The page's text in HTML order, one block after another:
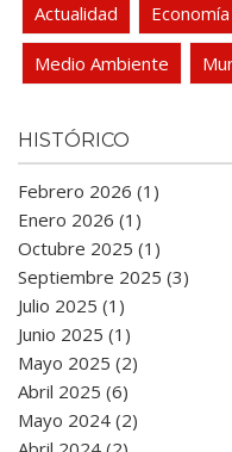
Actualidad Economía
Medio Ambiente
HISTÓRICO
Febrero 2026 (1)
Enero 2026 (1)
Octubre 2025 (1)
Septiembre 2025 (3)
Julio 2025 (1)
Junio 2025 (1)
Mayo 2025 (2)
Abril 2025 (6)
Mayo 2024 (2)